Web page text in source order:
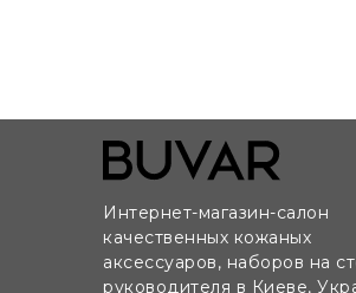
Интернет-магазин-салон
качественных кожаных
аксессуаров, наборов на
руководителя в Киеве,